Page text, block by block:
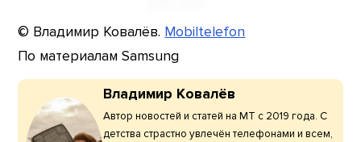
© Владимир Ковалёв. Mobiltelefon
По материалам Samsung
Владимир Ковалёв
Автор новостей и статей на МТ с 2019 года. С
детства страстно увлечён телефонами и всем,